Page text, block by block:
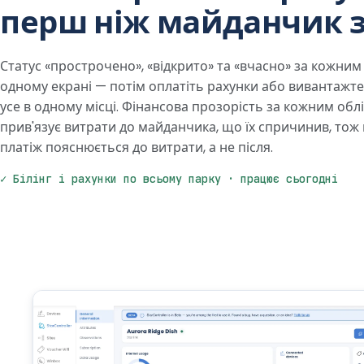
перш ніж майданчик
Статус «прострочено», «відкрито» та «вчасно» за
одному екрані — потім оплатіть рахунки або вивантажте
усе в одному місці. Фінансова прозорість за кожним
прив'язує витрати до майданчика, що їх спричинив, тож
платіж пояснюється до витрати, а не після.
✓ Білінг і рахунки по всьому парку · працює сьогодні